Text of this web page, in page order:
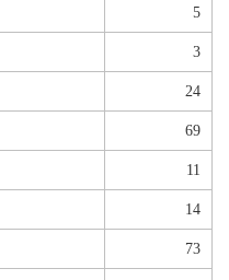
5
3
24
69
11
14
73